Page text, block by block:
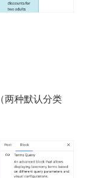
两种默认分类